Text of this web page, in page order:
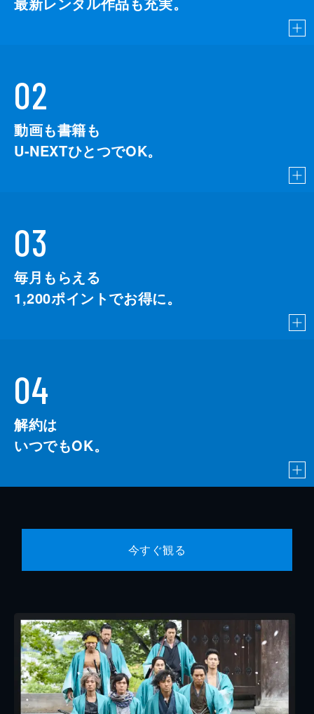
02
動画も書籍も
U-NEXTひとつでOK。
03
毎月もらえる
1,200ポイントでお得に。
04
解約は
いつでもOK。
今すぐ観る